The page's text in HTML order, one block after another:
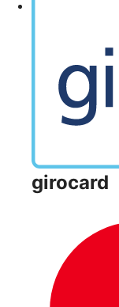
girocard